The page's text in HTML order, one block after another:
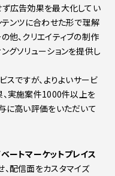
ず広告効果を最大化してい
テンツに合わせた形で理解
他、クリエイティブの制作
グソリューションを提供し
ですが、よりよいサービ
、実施案件1000件以上を
に高い評価をいただいて
ートマーケットプレイス
配信面をカスタマイズ